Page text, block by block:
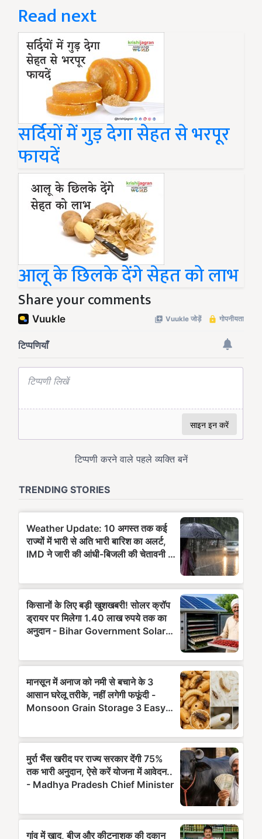
Read next
सर्दियों में गुड़ देगा सेहत से भरपूर
फायदें
आलू के छिलके देंगे सेहत को लाभ
Share your comments